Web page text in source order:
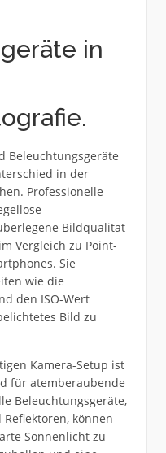
in
Beleuchtungsgeräte
in der
Professionelle
Bildqualität
Vergleich zu Point-
Sie
wie die
den ISO-Wert
Bild zu
Kamera-Setup ist
für atemberaubende
Beleuchtungsgeräte,
können
Sonnenlicht zu